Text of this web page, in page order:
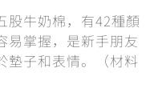
股牛奶棉，有42種顏
易掌握，是新手朋友
墊子和表情。（材料